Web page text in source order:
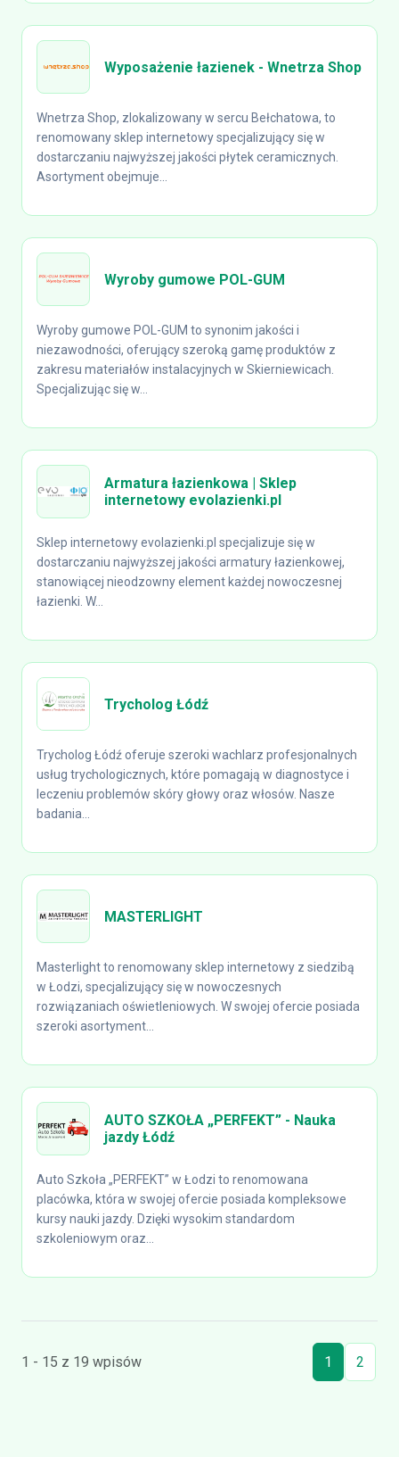
Wyposażenie łazienek - Wnetrza Shop
Wnetrza Shop, zlokalizowany w sercu Bełchatowa, to
renomowany sklep internetowy specjalizujący się w
dostarczaniu najwyższej jakości płytek ceramicznych.
Asortyment obejmuje...
Wyroby gumowe POL-GUM
Wyroby gumowe POL-GUM to synonim jakości i
niezawodności, oferujący szeroką gamę produktów z
zakresu materiałów instalacyjnych w Skierniewicach.
Specjalizując się w...
Armatura łazienkowa | Sklep
internetowy evolazienki.pl
Sklep internetowy evolazienki.pl specjalizuje się w
dostarczaniu najwyższej jakości armatury łazienkowej,
stanowiącej nieodzowny element każdej nowoczesnej
łazienki. W...
Trycholog Łódź
Trycholog Łódź oferuje szeroki wachlarz profesjonalnych
usług trychologicznych, które pomagają w diagnostyce i
leczeniu problemów skóry głowy oraz włosów. Nasze
badania...
MASTERLIGHT
Masterlight to renomowany sklep internetowy z siedzibą
w Łodzi, specjalizujący się w nowoczesnych
rozwiązaniach oświetleniowych. W swojej ofercie posiada
szeroki asortyment...
AUTO SZKOŁA „PERFEKT” - Nauka
jazdy Łódź
Auto Szkoła „PERFEKT” w Łodzi to renomowana
placówka, która w swojej ofercie posiada kompleksowe
kursy nauki jazdy. Dzięki wysokim standardom
szkoleniowym oraz...
1 - 15 z 19 wpisów 1 2